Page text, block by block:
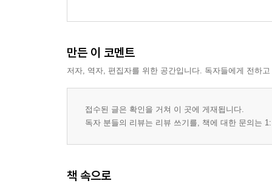
만든 이 코멘트
저자, 역자, 편집자를 위한 공간입니다. 독자들에게 전하
접수된 글은 확인을 거쳐 이 곳에 게재됩니다.
독자 분들의 리뷰는 리뷰 쓰기를, 책에 대한 문의는
책 속으로